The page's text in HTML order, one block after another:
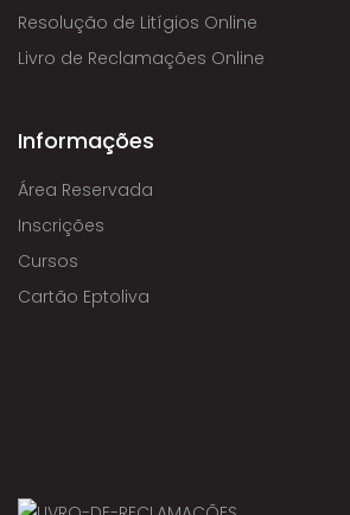
Resolução de Litígios Online
Livro de Reclamações Online
Informações
Área Reservada
Inscrições
Cursos
Cartão Eptoliva